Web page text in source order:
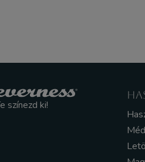
színezd ki!